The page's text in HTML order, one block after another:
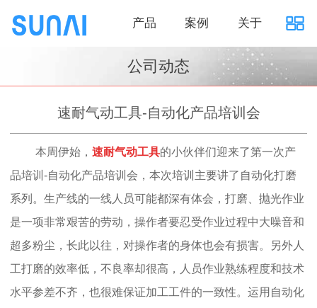
产品 案例 关于
公司动态
速耐气动工具-自动化产品培训会
本周伊始，速耐气动工具的小伙伴们迎来了第一次产
品培训-自动化产品培训会，本次培训主要讲了自动化打磨
系列。生产线的一线人员可能都深有体会，打磨、抛光作业
是一项非常艰苦的劳动，操作者要忍受作业过程中大噪音和
超多粉尘，长此以往，对操作者的身体也会有损害。另外人
工打磨的效率低，不良率却很高，人员作业熟练程度和技术
水平参差不齐，也很难保证加工工件的一致性。运用自动化